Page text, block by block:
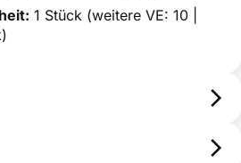
1 Stück (weitere VE: 10 |